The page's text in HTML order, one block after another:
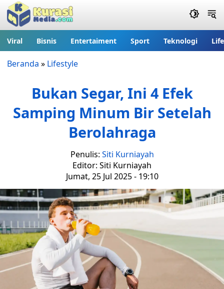
Viral Bisnis Entertaiment Sport Teknologi
Beranda » Lifestyle
Bukan Segar, Ini 4 Efek
Samping Minum Bir Setelah
Berolahraga
Penulis: Siti Kurniayah
Editor: Siti Kurniayah
Jumat, 25 Jul 2025 - 19:10